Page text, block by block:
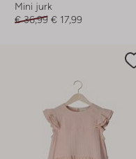
Mini jurk
€ 36,99 € 17,99